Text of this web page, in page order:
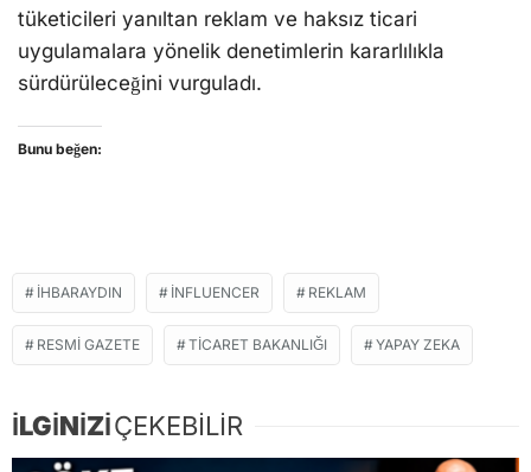
tüketicileri yanıltan reklam ve haksız ticari
uygulamalara yönelik denetimlerin kararlılıkla
sürdürüleceğini vurguladı.
Bunu beğen:
İHBARAYDIN INFLUENCER REKLAM
RESMI GAZETE TICARET BAKANLIĞI YAPAY ZEKA
İLGİNİZİÇEKEBİLİR